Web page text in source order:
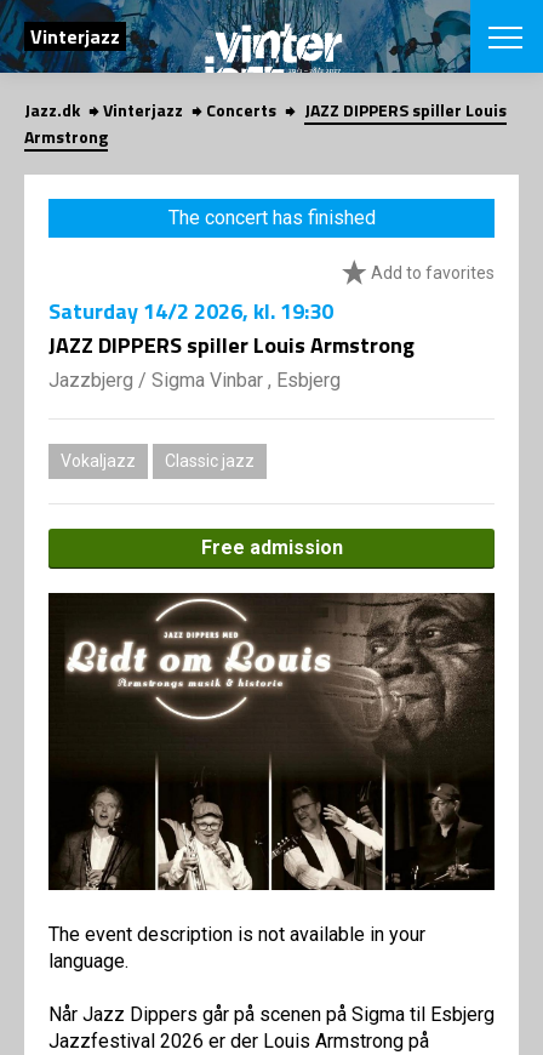
SEARCH
Vinterjazz
Danish
CHOOSE
VINTERJAZZ
Themes
LOCATIONS
SHOP
Jazz.dk Vinterjazz Concerts
JAZZ DIPPERS spiller Louis
Armstrong
The concert has finished
Add to favorites
Saturday14/2 2026, kl. 19:30
JAZZ DIPPERS spiller Louis Armstrong
Jazzbjerg / Sigma Vinbar , Esbjerg
Vokaljazz Classic jazz
Free admission
The event description is not available in your
language.
Når Jazz Dippers går på scenen på Sigma til Esbjerg
Jazzfestival 2026 er der Louis Armstrong på